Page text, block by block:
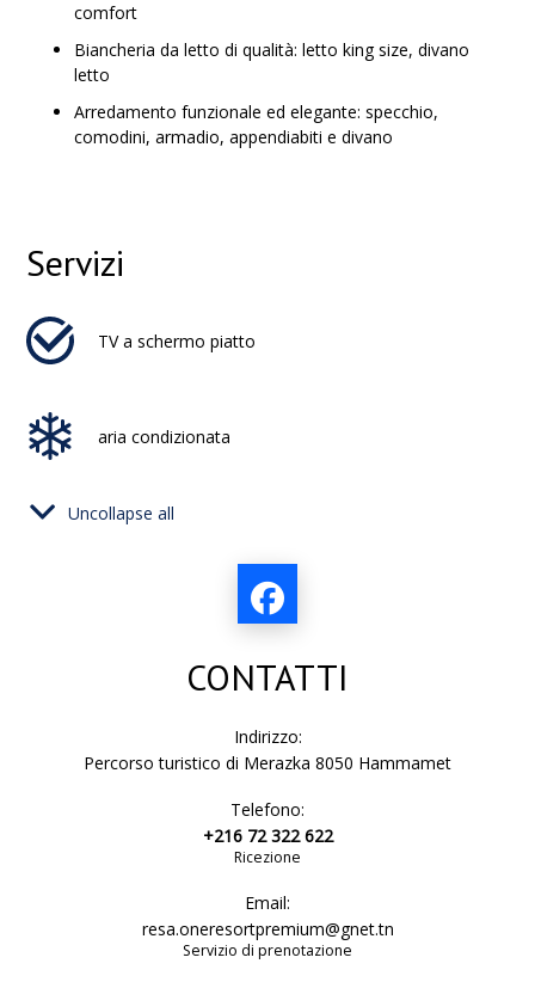
comfort
Biancheria da letto di qualità: letto king size, divano
letto
Arredamento funzionale ed elegante: specchio,
comodini, armadio, appendiabiti e divano
Servizi
TV a schermo piatto
aria condizionata
asciugacapelli
Uncollapse all
CONTATTI
Indirizzo:
Percorso turistico di Merazka 8050 Hammamet
Telefono:
+216 72 322 622
Ricezione
Email:
resa.oneresortpremium@gnet.tn
Servizio di prenotazione